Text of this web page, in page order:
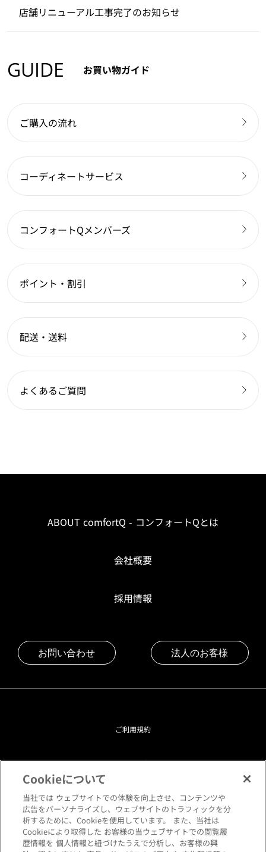
店舗リニューアル工事完了のお知らせ
GUIDE お買い物ガイド
ご購入の流れ
コーディネートサービス
コンフォートQメンバーズ
ポイント・割引
配送・送料
よくあるご質問
ABOUT comfortQ - コンフォートQとは
会社概要
採用情報
お問い合わせ 法人のお客様
ご利用規約
プライバシーポリシー
クッキーポリシー
閲覧環境について
Cookieについて
当社では ウェブサイトでの体験を向上させ、コンテンツや
広告をパーソナライズし、ウェブサイトのトラフィックを分
析するために、Cookieを使用しています。 また、当社は
Cookieにより取得した お客様の当ウェブサイトでの閲覧履
歴情報を 個人情報と紐づけたうえで分析し、お客様の興